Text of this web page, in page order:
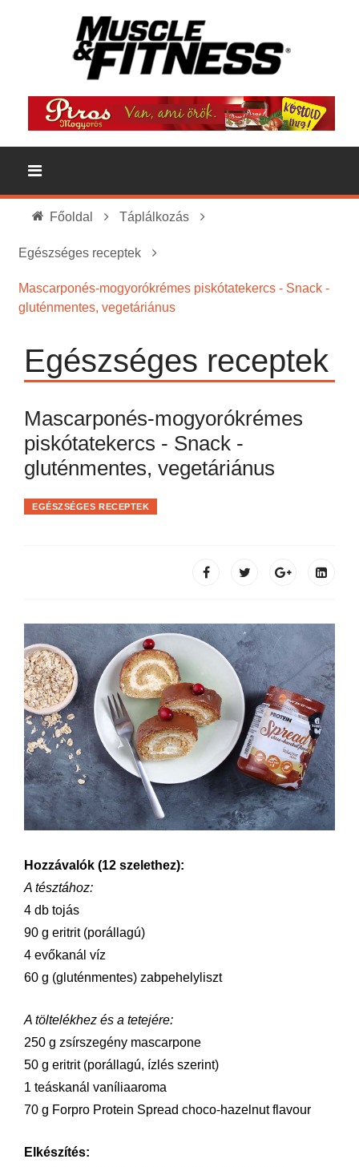
Főoldal Táplálkozás
Egészséges receptek
Mascarponés-mogyorókrémes piskótatekercs - Snack -
gluténmentes, vegetáriánus
Egészséges receptek
Mascarponés-mogyorókrémes
piskótatekercs - Snack -
gluténmentes, vegetáriánus
EGÉSZSÉGES RECEPTEK
Hozzávalók (12 szelethez):
A tésztához:
4 db tojás
90 g eritrit (porállagú)
4 evőkanál víz
60 g (gluténmentes) zabpehelyliszt
A töltelékhez és a tetejére:
250 g zsírszegény mascarpone
50 g eritrit (porállagú, ízlés szerint)
1 teáskanál vaníliaaroma
70 g Forpro Protein Spread choco-hazelnut flavour
Elkészítés: